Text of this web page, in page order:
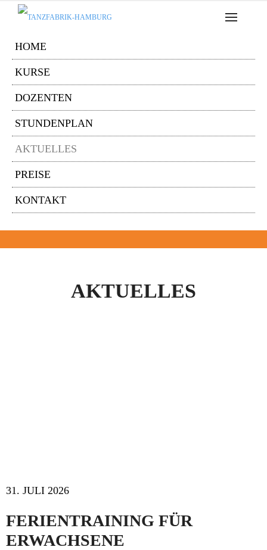
HOME
KURSE
DOZENTEN
STUNDENPLAN
AKTUELLES
PREISE
KONTAKT
AKTUELLES
31. JULI 2026
FERIENTRAINING FÜR
ERWACHSENE